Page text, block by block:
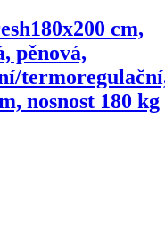
180x200 cm,
pěnová,
nosnost 180 kg